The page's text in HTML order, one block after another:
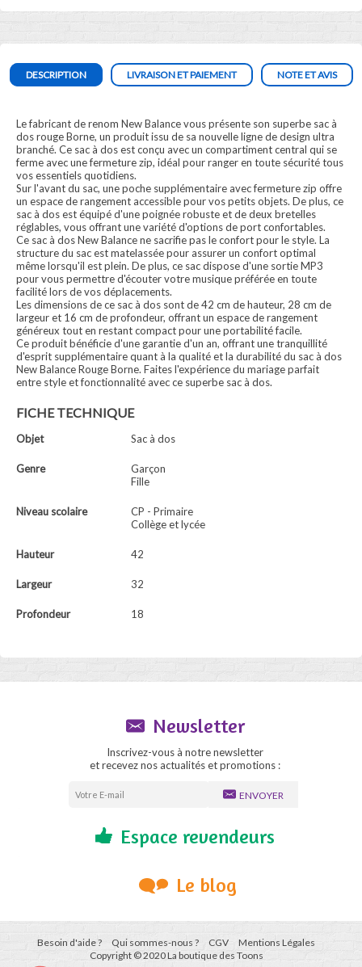
DESCRIPTION LIVRAISON ET PAIEMENT NOTE ET AVIS
Le fabricant de renom New Balance vous présente son superbe sac à
dos rouge Borne, un produit issu de sa nouvelle ligne de design ultra
branché. Ce sac à dos est conçu avec un compartiment central qui se
ferme avec une fermeture zip, idéal pour ranger en toute sécurité tous
vos essentiels quotidiens.
Sur l'avant du sac, une poche supplémentaire avec fermeture zip offre
un espace de rangement accessible pour vos petits objets. De plus, ce
sac à dos est équipé d'une poignée robuste et de deux bretelles
réglables, vous offrant une variété d'options de port confortables.
Ce sac à dos New Balance ne sacrifie pas le confort pour le style. La
structure du sac est matelassée pour assurer un confort optimal
même lorsqu'il est plein. De plus, ce sac dispose d'une sortie MP3
pour vous permettre d'écouter votre musique préférée en toute
facilité lors de vos déplacements.
Les dimensions de ce sac à dos sont de 42 cm de hauteur, 28 cm de
largeur et 16 cm de profondeur, offrant un espace de rangement
généreux tout en restant compact pour une portabilité facile.
Ce produit bénéficie d'une garantie d'un an, offrant une tranquillité
d'esprit supplémentaire quant à la qualité et la durabilité du sac à dos
New Balance Rouge Borne. Faites l'expérience du mariage parfait
entre style et fonctionnalité avec ce superbe sac à dos.
FICHE TECHNIQUE
Objet Sac à dos
Genre
Garçon
Fille
Niveau scolaire
CP - Primaire
Collège et lycée
Hauteur 42
Largeur 32
Profondeur 18
Newsletter
Inscrivez-vous à notre newsletter
et recevez nos actualités et promotions :
ENVOYER
Espace revendeurs
Le blog
Besoin d'aide ? Qui sommes-nous ? CGV
Mentions Légales
Copyright © 2020 La boutique des Toons